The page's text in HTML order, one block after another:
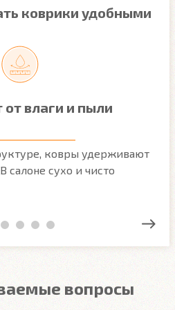
коврики удобными
влаги и пыли
ковры удерживают
салоне сухо и чисто
вопросы